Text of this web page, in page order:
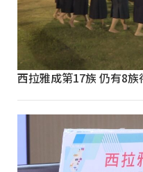
西拉雅成第17族 仍有8